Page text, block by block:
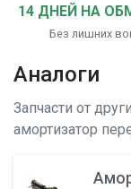
14 ДНЕЙ НА
Без лишних
Аналоги
Запчасти от
амортизатор